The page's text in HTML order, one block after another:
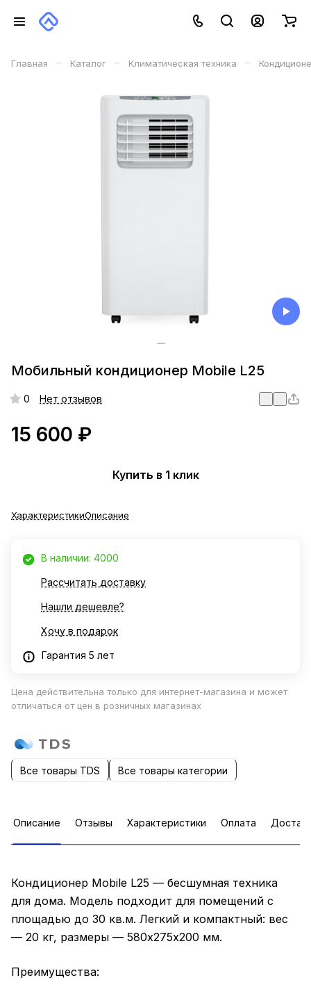
Главная – Каталог – Климатическая техника –
Мобильный кондиционер Mobile L25
0 Нет отзывов
15 600 ₽
Купить в 1 клик
ХарактеристикиОписание
В наличии: 4000
Рассчитать доставку
Нашли дешевле?
Хочу в подарок
Гарантия 5 лет
Цена действительна только для интернет-магазина и может
отличаться от цен в розничных магазинах
Все товары TDS Все товары категории
Описание Отзывы Характеристики Оплата
Кондиционер Mobile L25 — бесшумная техника
для дома. Модель подходит для помещений с
площадью до 30 кв.м. Легкий и компактный: вес
— 20 кг, размеры — 580х275х200 мм.
Преимущества: